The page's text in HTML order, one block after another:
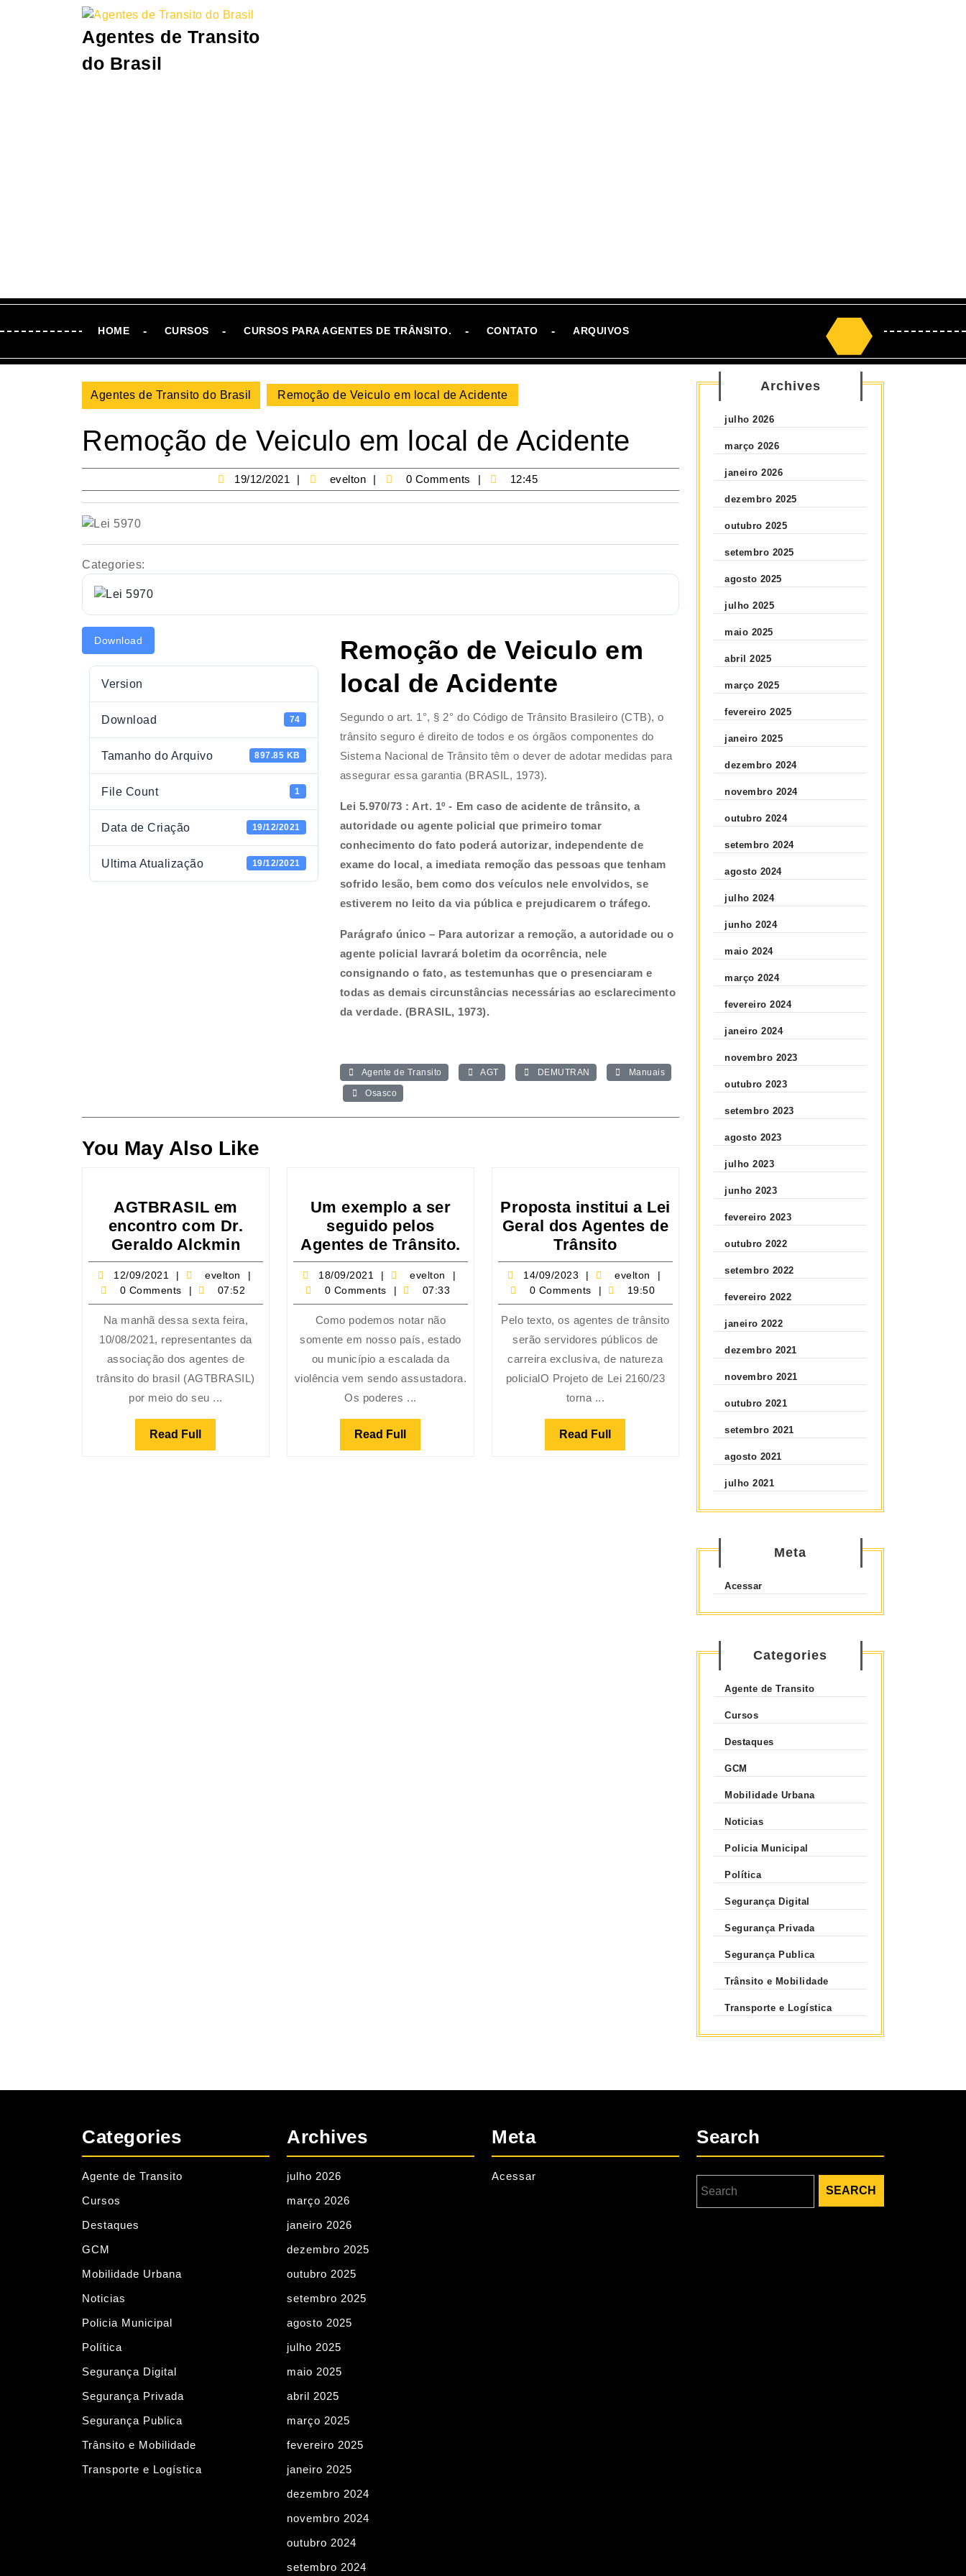
Agentes de Transito
do Brasil
HOME CURSOS CURSOS PARA AGENTES DE TRÂNSITO. CONTATO ARQUIVOS
Search
for:
Agentes de Transito do Brasil Remoção de Veiculo em local de Acidente
Remoção de Veiculo em local de Acidente
19/12/2021 19/12/2021
evelton evelton0 Comments 12:45
Categories:
Download
Version
Download 74
Tamanho do Arquivo 897.85 KB
File Count 1
Data de Criação 19/12/2021
Ultima Atualização 19/12/2021
Remoção de Veiculo em
local de Acidente
Segundo o art. 1°, § 2° do Código de Trânsito Brasileiro (CTB), o
trânsito seguro é direito de todos e os órgãos componentes do
Sistema Nacional de Trânsito têm o dever de adotar medidas para
assegurar essa garantia (BRASIL, 1973).
Lei 5.970/73 : Art. 1º - Em caso de acidente de trânsito, a
autoridade ou agente policial que primeiro tomar
conhecimento do fato poderá autorizar, independente de
exame do local, a imediata remoção das pessoas que tenham
sofrido lesão, bem como dos veículos nele envolvidos, se
estiverem no leito da via pública e prejudicarem o tráfego.
Parágrafo único – Para autorizar a remoção, a autoridade ou o
agente policial lavrará boletim da ocorrência, nele
consignando o fato, as testemunhas que o presenciaram e
todas as demais circunstâncias necessárias ao esclarecimento
da verdade. (BRASIL, 1973).
Agente de Transito AGT DEMUTRAN Manuais
Osasco
You May Also Like
AGTBRASIL em
encontro com Dr.
Geraldo Alckmin AGTBRASIL
em
encontro
com
Dr.
Geraldo
Alckmin
12/09/2021 12/09/2021
evelton
0 Comments
07:52
Na manhã dessa sexta feira,
10/08/2021, representantes da
associação dos agentes de
trânsito do brasil (AGTBRASIL)
por meio do seu ...
Read Full Read
Full
Um exemplo a ser
seguido pelos
Agentes de Trânsito.
exemplo
ser
seguido
pelos
Agentes
de
18/09/2021 18/09/2021
evelton
0 Comments
07:33
Como podemos notar não
somente em nosso país, estado
ou município a escalada da
violência vem sendo assustadora.
Os poderes ...
Read Full Read
Full
Proposta institui a Lei
Geral dos Agentes de
TrânsitoProposta
institui
a
Lei
Geral
dos
Agentes
de
14/09/2023 14/09/2023
evelton
0 Comments
19:50
Pelo texto, os agentes de trânsito
serão servidores públicos de
carreira exclusiva, de natureza
policialO Projeto de Lei 2160/23
torna ...
Read Full Read
Full
Archives
julho 2026
março 2026
janeiro 2026
dezembro 2025
outubro 2025
setembro 2025
agosto 2025
julho 2025
maio 2025
abril 2025
março 2025
fevereiro 2025
janeiro 2025
dezembro 2024
novembro 2024
outubro 2024
setembro 2024
agosto 2024
julho 2024
junho 2024
maio 2024
março 2024
fevereiro 2024
janeiro 2024
novembro 2023
outubro 2023
setembro 2023
agosto 2023
julho 2023
junho 2023
fevereiro 2023
outubro 2022
setembro 2022
fevereiro 2022
janeiro 2022
dezembro 2021
novembro 2021
outubro 2021
setembro 2021
agosto 2021
julho 2021
Meta
Acessar
Categories
Agente de Transito
Cursos
Destaques
GCM
Mobilidade Urbana
Noticias
Policia Municipal
Política
Segurança Digital
Segurança Privada
Segurança Publica
Trânsito e Mobilidade
Transporte e Logística
Categories
Agente de Transito
Cursos
Destaques
GCM
Mobilidade Urbana
Noticias
Policia Municipal
Política
Segurança Digital
Segurança Privada
Segurança Publica
Trânsito e Mobilidade
Transporte e Logística
Archives
julho 2026
março 2026
janeiro 2026
dezembro 2025
outubro 2025
setembro 2025
agosto 2025
julho 2025
maio 2025
abril 2025
março 2025
fevereiro 2025
janeiro 2025
dezembro 2024
novembro 2024
outubro 2024
setembro 2024
Meta
Acessar
Search